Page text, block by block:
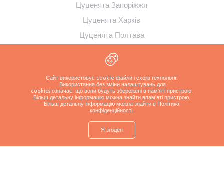
Цуценята Запоріжжя
Цуценята Харків
Цуценята Полтава
Цуценята Кременчук
Запитайте про
цуценя
Сайт використовує cookie-файли і схожі технології.
Використання без зміни налаштувань для
cookies означає, що вони будуть збережені в пам'яті пристрою.
Більш детальну інформацію можна знайти впам'яті пристрою.
Більш детальну інформацію можна знайти в Політика
конфіденційності.
Я згоден